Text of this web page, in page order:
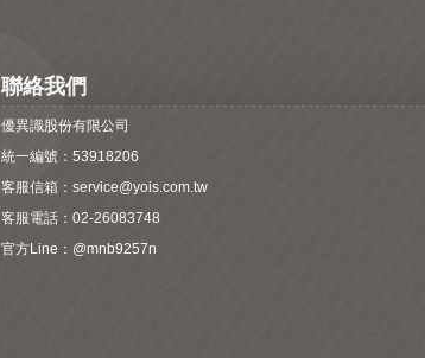
聯絡我們
優異識股份有限公司
統一編號：53918206
客服信箱： service@yois.com.tw
客服電話：02-26083748
官方Line： @mnb9257n